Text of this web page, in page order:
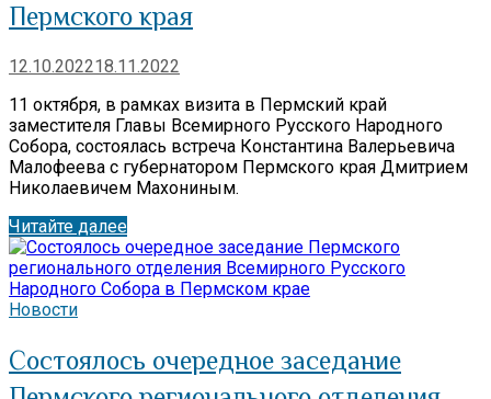
Пермского края
12.10.202218.11.2022
11 октября, в рамках визита в Пермский край
заместителя Главы Всемирного Русского Народного
Собора, состоялась встреча Константина Валерьевича
Малофеева с губернатором Пермского края Дмитрием
Николаевичем Махониным.
Читайте далее
Новости
Состоялось очередное заседание